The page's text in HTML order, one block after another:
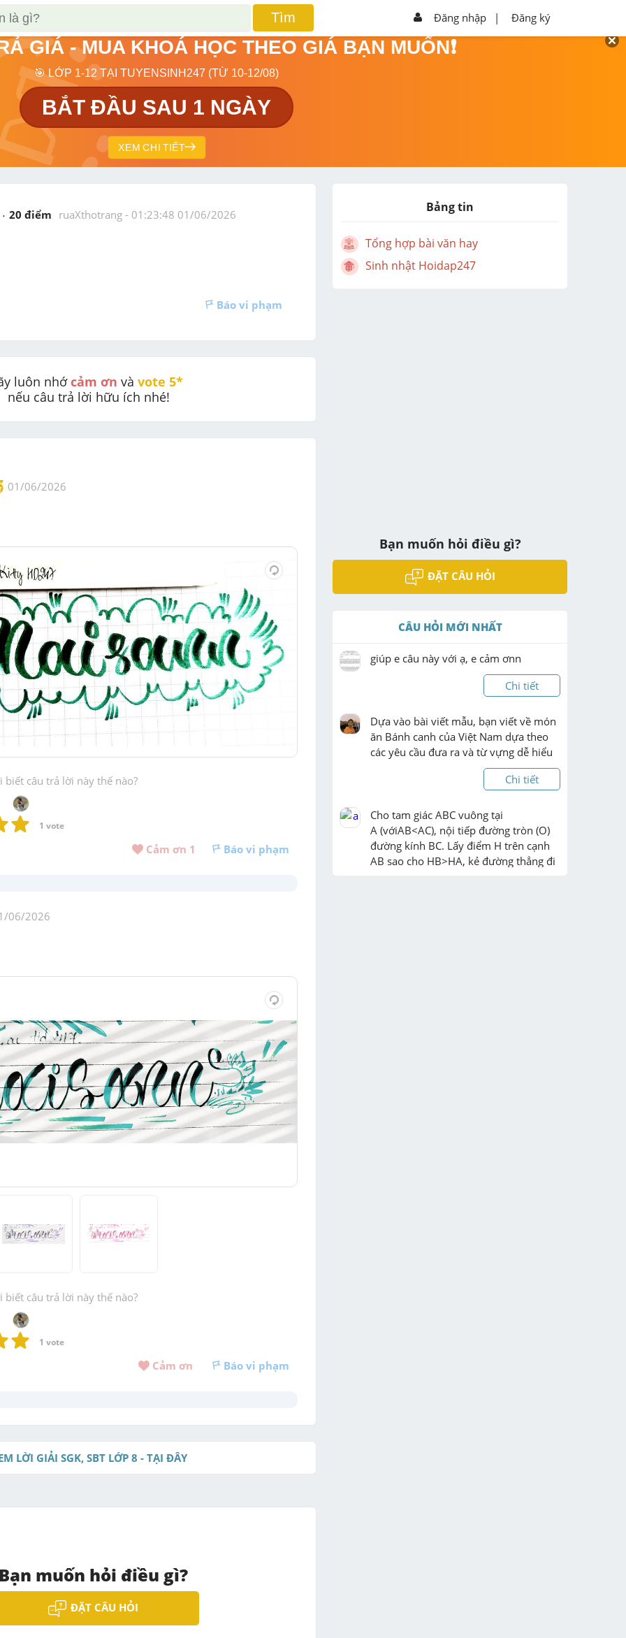
Tìm Đăng nhập | Đăng ký
GIÁ - MUA KHOÁ HỌC THEO GIÁ BẠN MUỐN❗
🎯 LỚP 1-12 TẠI TUYENSINH247 (TỪ 10-12/08)
BẮT ĐẦU SAU 1 NGÀY
XEM CHI TIẾT
20 điểm ruaXthotrang - 01:23:48 01/06/2026
Báo vi phạm
luôn nhớ cảm ơn và vote 5*
nếu câu trả lời hữu ích nhé!
01/06/2026
câu trả lời này thế nào?
1 vote
Cảm ơn 1 Báo vi phạm
06/2026
câu trả lời này thế nào?
1 vote
Cảm ơn Báo vi phạm
LỜI GIẢI SGK, SBT LỚP 8 - TẠI ĐÂY
muốn hỏi điều gì?
ĐẶT CÂU HỎI
Bảng tin
Tổng hợp bài văn hay
Sinh nhật Hoidap247
Bạn muốn hỏi điều gì?
ĐẶT CÂU HỎI
CÂU HỎI MỚI NHẤT
giúp e câu này với ạ, e cảm ơnn
Chi tiết
Dựa vào bài viết mẫu, bạn viết về món
ăn Bánh canh của Việt Nam dựa theo
các yêu cầu đưa ra và từ vựng dễ hiểu
Chi tiết
Cho tam giác ABC vuông tại
A (vớiAB<AC), nội tiếp đường tròn (O)
đường kính BC. Lấy điểm H trên cạnh
AB sao cho HB>HA, kẻ đường thẳng đi